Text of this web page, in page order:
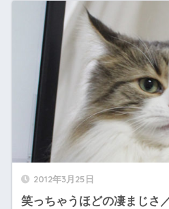
2012年3月25日
笑っちゃうほどの凄まじさ